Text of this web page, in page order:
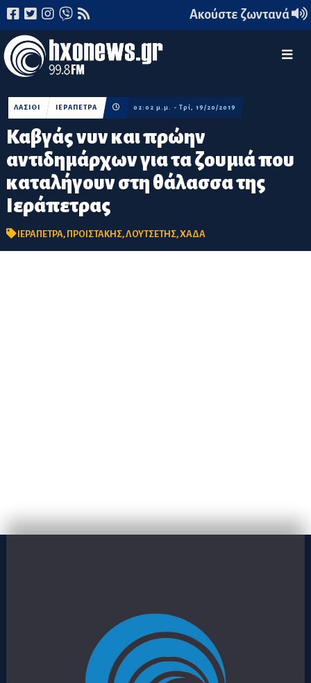
Ακούστε ζωντανά
Καβγάς νυν και πρώην
αντιδημάρχων για τα ζουμιά που
καταλήγουν στη θάλασσα της
Ιεράπετρας
ΛΑΣΙΘΙ ΙΕΡΑΠΕΤΡΑ 02:02 μ.μ. - Τρί, 19/20/2019
ΙΕΡΑΠΕΤΡΑ, ΠΡΟΙΣΤΑΚΗΣ,ΛΟΥΤΣΕΤΗΣ,ΧΑΔΑ